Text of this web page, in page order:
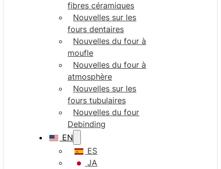
fibres céramiques
Nouvelles sur les
fours dentaires
Nouvelles du four à
moufle
Nouvelles du four à
atmosphère
Nouvelles sur les
fours tubulaires
Nouvelles du four
Debinding
EN
ES
JA